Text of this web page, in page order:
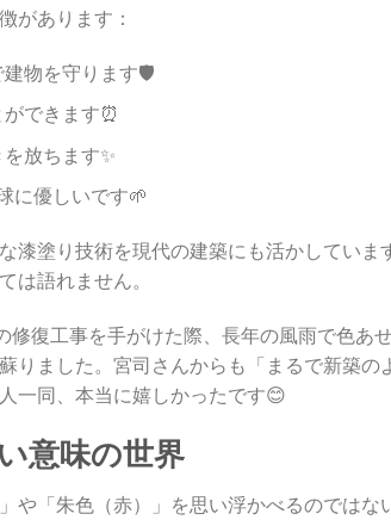
があります：
建物を守ります🛡️
できます⏰
放ちます✨
に優しいです🌱
漆塗り技術を現代の建築にも活かしていま
は語れません。
修復工事を手がけた際、長年の風雨で色あ
りました。宮司さんからも「まるで新築の
一同、本当に嬉しかったです😊
意味の世界
や「朱色（赤）」を思い浮かべるのではな